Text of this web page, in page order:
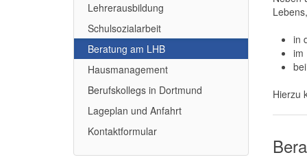
in
im
Hierzu
Lehrerausbildung
Schulsozialarbeit
Beratung am LHB
Hausmanagement
Berufskollegs in Dortmund
Lageplan und Anfahrt
Kontaktformular